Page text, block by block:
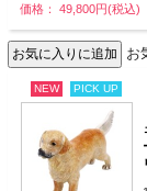
価格： 49,800円(税込)
お
NEW PICK UP